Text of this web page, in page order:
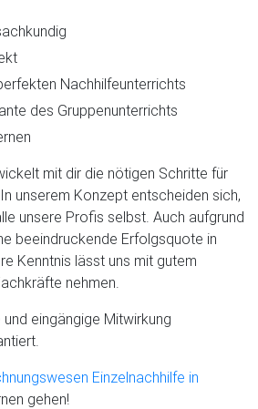
Nachhilfeunterrichts
des Gruppenunterrichts
mit dir die nötigen Schritte für
unserem Konzept entscheiden sich,
unsere Profis selbst. Auch aufgrund
beeindruckende Erfolgsquote in
Kenntnis lässt uns mit gutem
nehmen.
eingängige Mitwirkung
Einzelnachhilfe in
gehen!